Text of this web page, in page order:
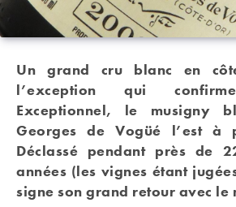
Un grand cru blanc en
l’exception qui
Exceptionnel, le musigny
Georges de Vogüé l’est à
Déclassé pendant près de
années (les vignes étant
signe son grand retour avec le